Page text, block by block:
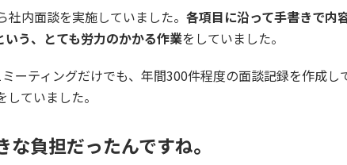
内面談を実施していました。 各項目に沿って手書きで内
う、とても労力のかかる作業をしていました。
ーティングだけでも、年間300件程度の面談記録を作成し
ていました。
負担だったんですね。